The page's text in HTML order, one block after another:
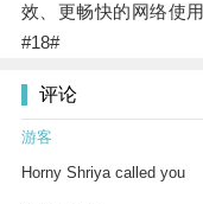
效、更畅快的网络使用
#18#
评论
游客
Horny Shriya called you